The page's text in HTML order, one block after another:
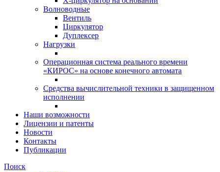
Волноводные
Вентиль
Циркулятор
Дуплексер
Нагрузки
Операционная система реального времени
«КИРОС» на основе конечного автомата
Средства вычислительной техники в защищенном
исполнении
Наши возможности
Лицензии и патенты
Новости
Контакты
Публикации
Поиск